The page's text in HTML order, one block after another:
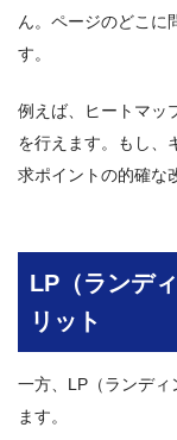
ん。ページのどこに
す。
例えば、ヒートマッ
を行えます。もし、
求ポイントの的確な
LP（ランデ
リット
一方、LP（ランディ
ます。